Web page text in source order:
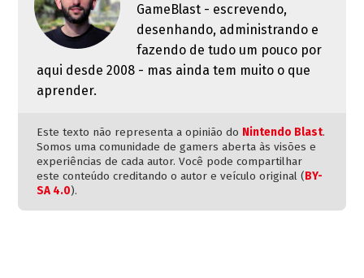
GameBlast - escrevendo,
desenhando, administrando e
fazendo de tudo um pouco por
aqui desde 2008 - mas ainda tem muito o que
aprender.
Este texto não representa a opinião do Nintendo Blast.
Somos uma comunidade de gamers aberta às visões e
experiências de cada autor. Você pode compartilhar
este conteúdo creditando o autor e veículo original (BY-
SA 4.0).